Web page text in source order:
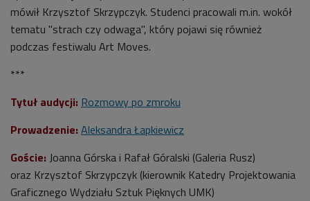
mówił Krzysztof Skrzypczyk. Studenci pracowali m.in. wokół
tematu "strach czy odwaga", który pojawi się również
podczas festiwalu Art Moves.
***
Tytuł audycji: Rozmowy po zmroku
Prowadzenie: Aleksandra Łapkiewicz
Goście: Joanna Górska i Rafał Góralski (Galeria Rusz)
oraz Krzysztof Skrzypczyk (kierownik Katedry Projektowania
Graficznego Wydziału Sztuk Pięknych UMK)